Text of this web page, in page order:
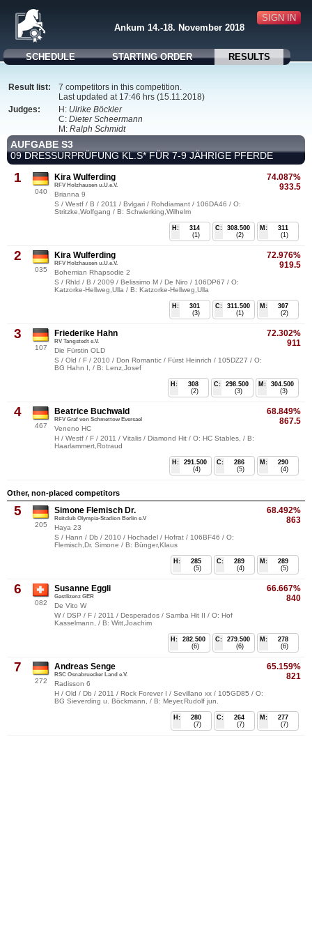
SIGN IN
Ankum 14.-18. November 2018
SCHEDULE STARTING ORDER RESULTS
Result list:
7 competitors in this competition.
Last updated at 17:46 hrs (15.11.2018)
Judges:
H: Ulrike Böckler
C: Dieter Scheermann
M: Ralph Schmidt
AUFGABE S3
09 DRESSURPRÜFUNG KL.S* FÜR 7-9 JÄHRIGE PFERDE
1
040
74.087%
933.5
Kira Wulferding
RFV Holzhausen u.U.e.V.
Brianna 9
S / Westf / B / 2011 / Bvlgari / Rohdiamant / 106DA46 / O:
Stritzke,Wolfgang / B: Schwierking,Wilhelm
M:
311
(1)
C:
308.500
(2)
H:
314
(1)
2
035
72.976%
919.5
Kira Wulferding
RFV Holzhausen u.U.e.V.
Bohemian Rhapsodie 2
S / Rhld / B / 2009 / Belissimo M / De Niro / 106DP67 / O:
Katzorke-Hellweg,Ulla / B: Katzorke-Hellweg,Ulla
M:
307
(2)
C:
311.500
(1)
H:
301
(3)
3
107
72.302%
911
Friederike Hahn
RV Tangstedt e.V.
Die Fürstin OLD
S / Old / F / 2010 / Don Romantic / Fürst Heinrich / 105DZ27 / O:
BG Hahn I, / B: Lenz,Josef
M:
304.500
(3)
C:
298.500
(3)
H:
308
(2)
4
467
68.849%
867.5
Beatrice Buchwald
RFV Graf von Schmettow Eversael
Veneno HC
H / Westf / F / 2011 / Vitalis / Diamond Hit / O: HC Stables, / B:
Haarlammert,Rotraud
M:
290
(4)
C:
286
(5)
H:
291.500
(4)
Other, non-placed competitors
5
205
68.492%
863
Simone Flemisch Dr.
Reitclub Olympia-Stadion Berlin e.V
Haya 23
S / Hann / Db / 2010 / Hochadel / Hofrat / 106BF46 / O:
Flemisch,Dr. Simone / B: Bünger,Klaus
M:
289
(5)
C:
289
(4)
H:
285
(5)
6
082
66.667%
840
Susanne Eggli
Gastlizenz GER
De Vito W
W / DSP / F / 2011 / Desperados / Samba Hit II / O: Hof
Kasselmann, / B: Witt,Joachim
M:
278
(6)
C:
279.500
(6)
H:
282.500
(6)
7
272
65.159%
821
Andreas Senge
RSC Osnabruecker Land e.V.
Radisson 6
H / Old / Db / 2011 / Rock Forever I / Sevillano xx / 105GD85 / O:
BG Sieverding u. Böckmann, / B: Meyer,Rudolf jun.
M:
277
(7)
C:
264
(7)
H:
280
(7)